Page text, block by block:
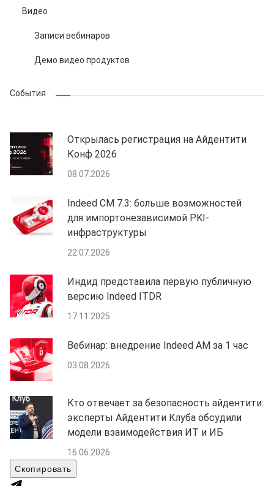
Видео
Записи вебинаров
Демо видео продуктов
События
Открылась регистрация на Айдентити
Конф 2026
08.07.2026
Indeed CM 7.3: больше возможностей
для импортонезависимой PKI-
инфраструктуры
22.07.2026
Индид представила первую публичную
версию Indeed ITDR
17.11.2025
Вебинар: внедрение Indeed AM за 1 час
03.08.2026
Кто отвечает за безопасность айдентити:
эксперты Айдентити Клуба обсудили
модели взаимодействия ИТ и ИБ
16.06.2026
Скопировать